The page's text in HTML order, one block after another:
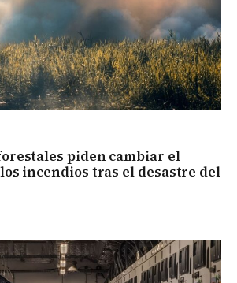
piden cambiar el
incendios tras el desastre del